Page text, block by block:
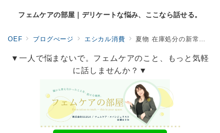
フェムケアの部屋｜デリケートな悩み、ここなら話せる。
OEF ブログぺージ エシカル消費 夏物 在庫処分の新常識｜安売りせずブランド価値を守る販売方法とは？
▼一人で悩まないで。フェムケアのこと、もっと気軽
に話しませんか？▼